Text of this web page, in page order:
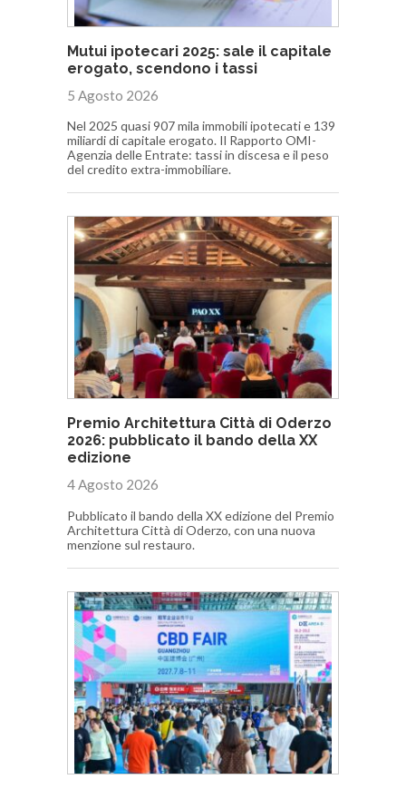
Mutui ipotecari 2025: sale il capitale
erogato, scendono i tassi
5 Agosto 2026
Nel 2025 quasi 907 mila immobili ipotecati e 139
miliardi di capitale erogato. Il Rapporto OMI-
Agenzia delle Entrate: tassi in discesa e il peso
del credito extra-immobiliare.
Premio Architettura Città di Oderzo
2026: pubblicato il bando della XX
edizione
4 Agosto 2026
Pubblicato il bando della XX edizione del Premio
Architettura Città di Oderzo, con una nuova
menzione sul restauro.